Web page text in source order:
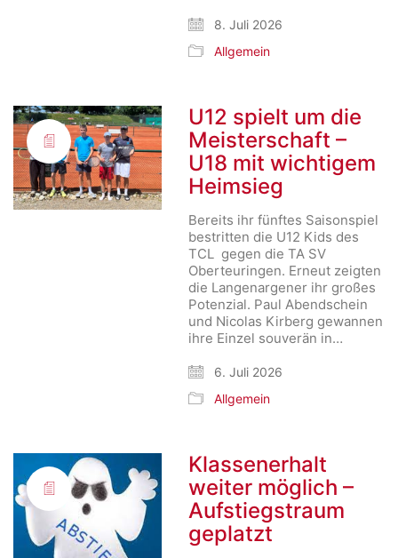
8. Juli 2026
Allgemein
U12 spielt um die
Meisterschaft –
U18 mit wichtigem
Heimsieg
Bereits ihr fünftes Saisonspiel
bestritten die U12 Kids des
TCL gegen die TA SV
Oberteuringen. Erneut zeigten
die Langenargener ihr großes
Potenzial. Paul Abendschein
und Nicolas Kirberg gewannen
ihre Einzel souverän in…
6. Juli 2026
Allgemein
Klassenerhalt
weiter möglich –
Aufstiegstraum
geplatzt